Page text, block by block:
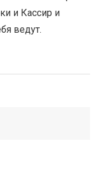
и Кассир и
ведут.